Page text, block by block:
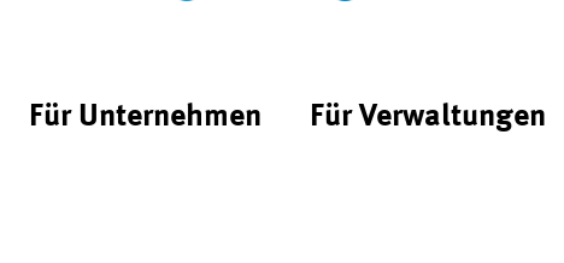
Für Unternehmen Für Verwaltungen